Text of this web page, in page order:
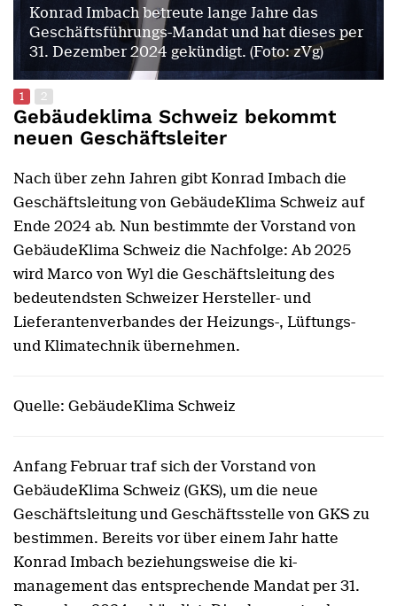
Konrad Imbach betreute lange Jahre das
Geschäftsführungs-Mandat und hat dieses per
31. Dezember 2024 gekündigt. (Foto: zVg)
1 2
Gebäudeklima Schweiz bekommt
neuen Geschäftsleiter
Nach über zehn Jahren gibt Konrad Imbach die
Geschäftsleitung von GebäudeKlima Schweiz auf
Ende 2024 ab. Nun bestimmte der Vorstand von
GebäudeKlima Schweiz die Nachfolge: Ab 2025
wird Marco von Wyl die Geschäftsleitung des
bedeutendsten Schweizer Hersteller- und
Lieferantenverbandes der Heizungs-, Lüftungs-
und Klimatechnik übernehmen.
Quelle: GebäudeKlima Schweiz
Anfang Februar traf sich der Vorstand von
GebäudeKlima Schweiz (GKS), um die neue
Geschäftsleitung und Geschäftsstelle von GKS zu
bestimmen. Bereits vor über einem Jahr hatte
Konrad Imbach beziehungsweise die ki-
management das entsprechende Mandat per 31.